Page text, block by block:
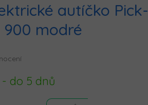
autíčko Pick-
900 modré
do 5 dnů